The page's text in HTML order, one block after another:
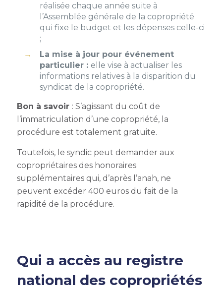
réalisée chaque année suite à
l’Assemblée générale de la copropriété
qui fixe le budget et les dépenses celle-ci
;
La mise à jour pour événement
particulier : elle vise à actualiser les
informations relatives à la disparition du
syndicat de la copropriété.
Bon à savoir : S’agissant du coût de
l’immatriculation d’une copropriété, la
procédure est totalement gratuite.
Toutefois, le syndic peut demander aux
copropriétaires des honoraires
supplémentaires qui, d’après l’anah, ne
peuvent excéder 400 euros du fait de la
rapidité de la procédure.
Qui a accès au registre
national des copropriétés